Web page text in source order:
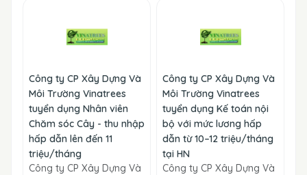
Công ty CP Xây Dựng Và
Môi Trường Vinatrees
tuyển dụng Nhân viên
Chăm sóc Cây - thu nhập
hấp dẫn lên đến 11
triệu/tháng
Công ty CP Xây Dựng Và
Công ty CP Xây Dựng Và
Môi Trường Vinatrees
tuyển dụng Kế toán nội
bộ với mức lương hấp
dẫn từ 10–12 triệu/tháng
tại HN
Công ty CP Xây Dựng Và